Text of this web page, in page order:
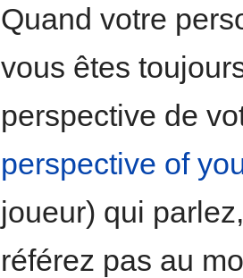
Quand votre
vous êtes
perspective de
perspective of
joueur) qui
référez pas au